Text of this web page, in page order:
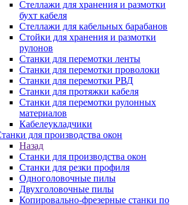
Стеллажи для хранения и размотки
бухт кабеля
Стеллажи для кабельных барабанов
Стойки для хранения и размотки
рулонов
Станки для перемотки ленты
Станки для перемотки проволоки
Станки для перемотки РВД
Станки для протяжки кабеля
Станки для перемотки рулонных
материалов
Кабелеукладчики
для производства окон
Назад
Станки для производства окон
Станки для резки профиля
Одноголовочные пилы
Двухголовочные пилы
Копировально-фрезерные станки по